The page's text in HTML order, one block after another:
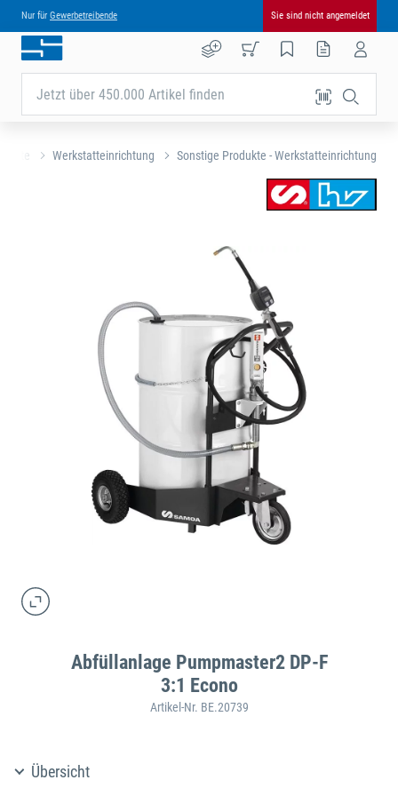
Nur für Gewerbetreibende Sie sind nicht angemeldet
Jetzt über 450.000 Artikel finden
Werkstatteinrichtung Sonstige Produkte - Werkstatteinrichtung
Abfüllanlage Pumpmaster2 DP-F
3:1 Econo
Artikel-Nr. BE.20739
Übersicht